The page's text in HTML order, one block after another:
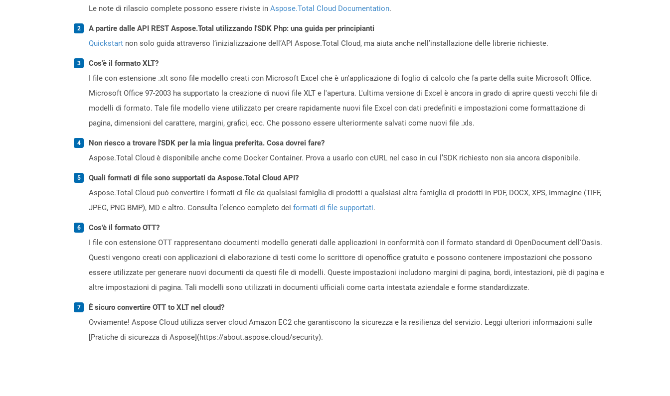
Le note di rilascio complete possono essere riviste in Aspose.Total Cloud Documentation.
A partire dalle API REST Aspose.Total utilizzando l'SDK Php: una guida per principianti
Quickstart non solo guida attraverso l’inizializzazione dell’API Aspose.Total Cloud, ma aiuta anche nell’installazione delle librerie richieste.
Cos'è il formato XLT?
I file con estensione .xlt sono file modello creati con Microsoft Excel che è un'applicazione di foglio di calcolo che fa parte della suite Microsoft Office.
Microsoft Office 97-2003 ha supportato la creazione di nuovi file XLT e l'apertura. L'ultima versione di Excel è ancora in grado di aprire questi vecchi file di
modelli di formato. Tale file modello viene utilizzato per creare rapidamente nuovi file Excel con dati predefiniti e impostazioni come formattazione di
pagina, dimensioni del carattere, margini, grafici, ecc. Che possono essere ulteriormente salvati come nuovi file .xls.
Non riesco a trovare l'SDK per la mia lingua preferita. Cosa dovrei fare?
Aspose.Total Cloud è disponibile anche come Docker Container. Prova a usarlo con cURL nel caso in cui l’SDK richiesto non sia ancora disponibile.
Quali formati di file sono supportati da Aspose.Total Cloud API?
Aspose.Total Cloud può convertire i formati di file da qualsiasi famiglia di prodotti a qualsiasi altra famiglia di prodotti in PDF, DOCX, XPS, immagine (TIFF,
JPEG, PNG BMP), MD e altro. Consulta l’elenco completo dei formati di file supportati.
Cos'è il formato OTT?
I file con estensione OTT rappresentano documenti modello generati dalle applicazioni in conformità con il formato standard di OpenDocument dell'Oasis.
Questi vengono creati con applicazioni di elaborazione di testi come lo scrittore di openoffice gratuito e possono contenere impostazioni che possono
essere utilizzate per generare nuovi documenti da questi file di modelli. Queste impostazioni includono margini di pagina, bordi, intestazioni, piè di pagina e
altre impostazioni di pagina. Tali modelli sono utilizzati in documenti ufficiali come carta intestata aziendale e forme standardizzate.
È sicuro convertire OTT to XLT nel cloud?
Ovviamente! Aspose Cloud utilizza server cloud Amazon EC2 che garantiscono la sicurezza e la resilienza del servizio. Leggi ulteriori informazioni sulle
[Pratiche di sicurezza di Aspose](https://about.aspose.cloud/security).